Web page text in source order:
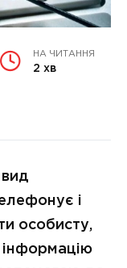
НА ЧИТАННЯ
2 хв
і
особисту,
інформацію